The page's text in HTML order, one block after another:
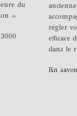
du
»
régler
efficace
dans le
En